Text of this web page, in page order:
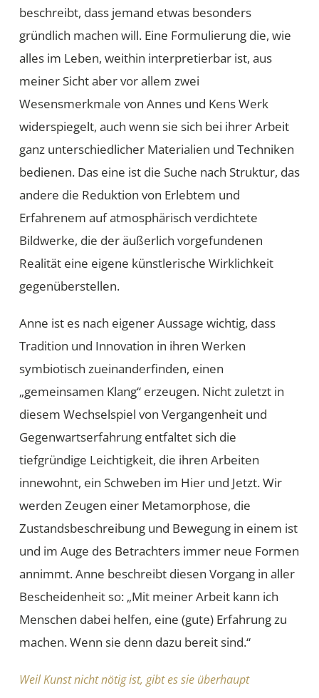
beschreibt, dass jemand etwas besonders
gründlich machen will. Eine Formulierung die, wie
alles im Leben, weithin interpretierbar ist, aus
meiner Sicht aber vor allem zwei
Wesensmerkmale von Annes und Kens Werk
widerspiegelt, auch wenn sie sich bei ihrer Arbeit
ganz unterschiedlicher Materialien und Techniken
bedienen. Das eine ist die Suche nach Struktur, das
andere die Reduktion von Erlebtem und
Erfahrenem auf atmosphärisch verdichtete
Bildwerke, die der äußerlich vorgefundenen
Realität eine eigene künstlerische Wirklichkeit
gegenüberstellen.
Anne ist es nach eigener Aussage wichtig, dass
Tradition und Innovation in ihren Werken
symbiotisch zueinanderfinden, einen
„gemeinsamen Klang“ erzeugen. Nicht zuletzt in
diesem Wechselspiel von Vergangenheit und
Gegenwartserfahrung entfaltet sich die
tiefgründige Leichtigkeit, die ihren Arbeiten
innewohnt, ein Schweben im Hier und Jetzt. Wir
werden Zeugen einer Metamorphose, die
Zustandsbeschreibung und Bewegung in einem ist
und im Auge des Betrachters immer neue Formen
annimmt. Anne beschreibt diesen Vorgang in aller
Bescheidenheit so: „Mit meiner Arbeit kann ich
Menschen dabei helfen, eine (gute) Erfahrung zu
machen. Wenn sie denn dazu bereit sind.“
Weil Kunst nicht nötig ist, gibt es sie überhaupt